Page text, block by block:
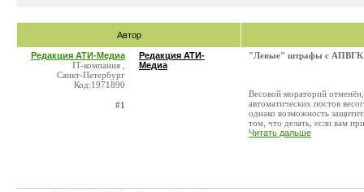
Автор
Редакция АТИ-Медиа
IT-компания ,
Санкт-Петербург
Код:1971890
#1
Редакция АТИ-
Медиа
"Левые" штрафы с АПВГК.
Весовой мораторий
автоматических постов
однако возможность
том, что делать, если вам
Читать дальше